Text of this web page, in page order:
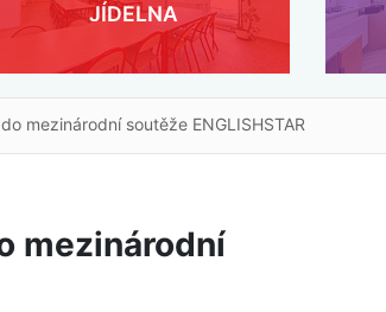
JÍDELNA
mezinárodní soutěže ENGLISHSTAR
mezinárodní